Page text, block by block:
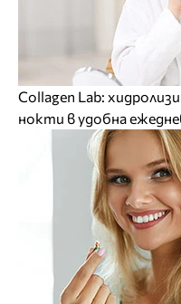
Collagen Lab:
нокти в удобна